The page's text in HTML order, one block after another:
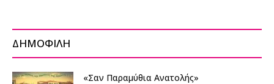
ΔΗΜΟΦΙΛΗ
«Σαν Παραμύθια Ανατολής»